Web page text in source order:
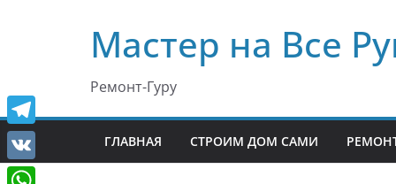
содержимомуМастер на Все
Ремонт-Гуру
ГЛАВНАЯ СТРОИМ ДОМ САМИ
T
e
V